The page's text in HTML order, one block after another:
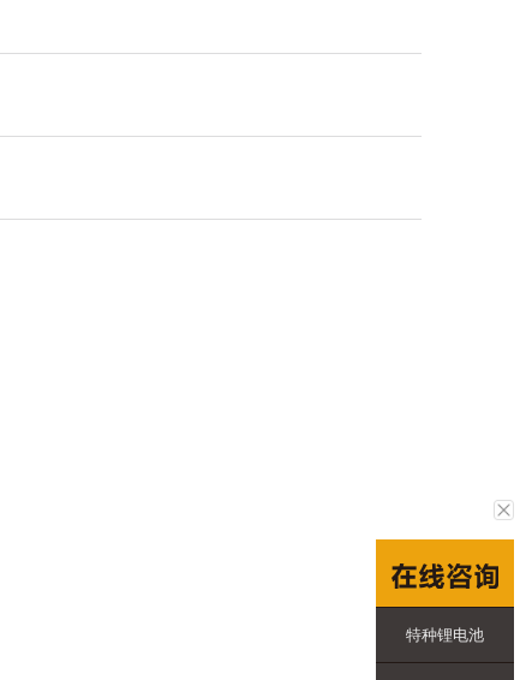
特种锂电池